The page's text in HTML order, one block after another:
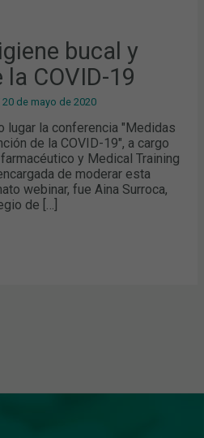
bucal y
COVID-19
20 de mayo de 2020
lugar la conferencia "Medidas
de la COVID-19", a cargo
y Medical Training
de moderar esta
webinar, fue Aina Surroca,
de […]